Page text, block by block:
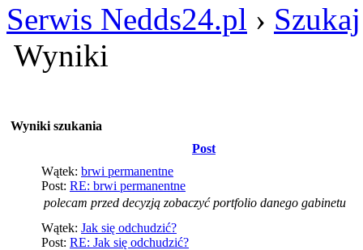
Serwis Nedds24.pl › Szukaj
Wyniki
Wyniki szukania
Post
Wątek: brwi permanentne
Post: RE: brwi permanentne
polecam przed decyzją zobaczyć portfolio danego gabinetu
Wątek: Jak się odchudzić?
Post: RE: Jak się odchudzić?